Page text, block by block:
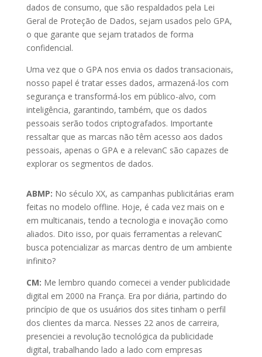
dados de consumo, que são respaldados pela Lei
Geral de Proteção de Dados, sejam usados pelo GPA,
o que garante que sejam tratados de forma
confidencial.
Uma vez que o GPA nos envia os dados transacionais,
nosso papel é tratar esses dados, armazená-los com
segurança e transformá-los em público-alvo, com
inteligência, garantindo, também, que os dados
pessoais serão todos criptografados. Importante
ressaltar que as marcas não têm acesso aos dados
pessoais, apenas o GPA e a relevanC são capazes de
explorar os segmentos de dados.
ABMP: No século XX, as campanhas publicitárias eram
feitas no modelo offline. Hoje, é cada vez mais on e
em multicanais, tendo a tecnologia e inovação como
aliados. Dito isso, por quais ferramentas a relevanC
busca potencializar as marcas dentro de um ambiente
infinito?
CM: Me lembro quando comecei a vender publicidade
digital em 2000 na França. Era por diária, partindo do
princípio de que os usuários dos sites tinham o perfil
dos clientes da marca. Nesses 22 anos de carreira,
presenciei a revolução tecnológica da publicidade
digital, trabalhando lado a lado com empresas